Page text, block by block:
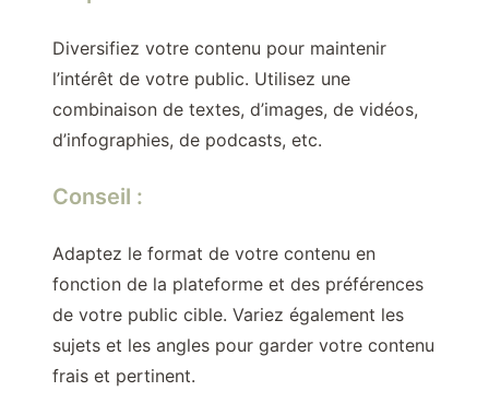
Diversifiez votre contenu pour maintenir
l’intérêt de votre public. Utilisez une
combinaison de textes, d’images, de vidéos,
d’infographies, de podcasts, etc.
Conseil :
Adaptez le format de votre contenu en
fonction de la plateforme et des préférences
de votre public cible. Variez également les
sujets et les angles pour garder votre contenu
frais et pertinent.